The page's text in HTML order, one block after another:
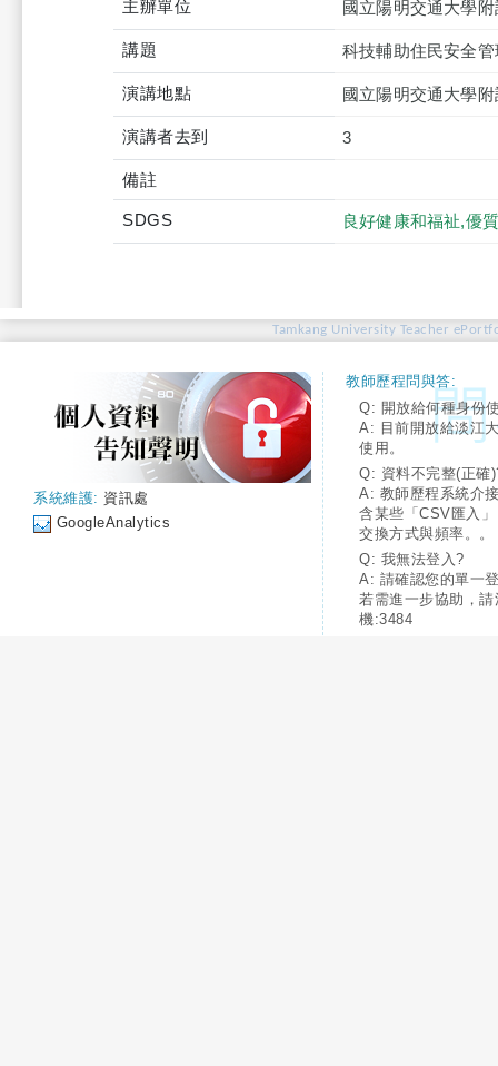
主辦單位 國立陽明交通大學
講題 科技輔助住民安全
演講地點 國立陽明交通大學
演講者去到 3
備註
SDGS 良好健康和福祉,優
Tamkang University Teacher
系統維護: 資訊處
GoogleAnalytics
教師歷程問與答:
Q: 開放給何種身份
A: 目前開放給淡江
使用。
Q: 資料不完整(正確
A: 教師歷程系統介
含某些「CSV匯入
交換方式與頻率。。
Q: 我無法登入?
A: 請確認您的單一
若需進一步協助，
機:3484